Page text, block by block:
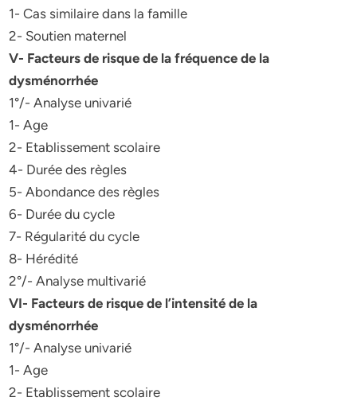
1- Cas similaire dans la famille
2- Soutien maternel
V- Facteurs de risque de la fréquence de la
dysménorrhée
1°/- Analyse univarié
1- Age
2- Etablissement scolaire
4- Durée des règles
5- Abondance des règles
6- Durée du cycle
7- Régularité du cycle
8- Hérédité
2°/- Analyse multivarié
VI- Facteurs de risque de l’intensité de la
dysménorrhée
1°/- Analyse univarié
1- Age
2- Etablissement scolaire